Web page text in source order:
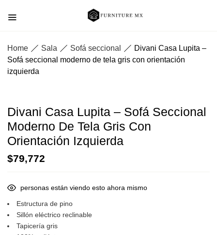
Home Sala Sofá seccional
Divani Casa Lupita –
Sofá seccional moderno de tela gris con orientación
izquierda
Divani Casa Lupita – Sofá Seccional
Moderno De Tela Gris Con
Orientación Izquierda
$79,772
personas están viendo esto ahora mismo
Estructura de pino
Sillón eléctrico reclinable
Tapicería gris